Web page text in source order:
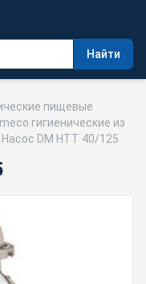
Найти
пищевые
гигиенические из
DM HTT 40/125